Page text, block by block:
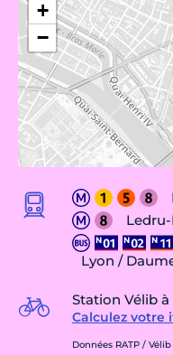
+
−
Lyon /
Station Vélib à
Calculez votre
Données RATP / Vélib